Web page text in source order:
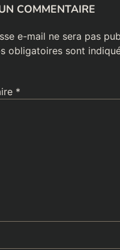
COMMENTAIRE
e-mail ne sera pas
obligatoires sont
*